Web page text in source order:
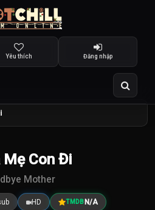
Yêu thích Đăng nhập
Mẹ Con Đi
Mother
HD TMDB N/A